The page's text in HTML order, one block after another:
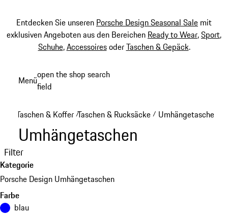
Entdecken Sie unseren Porsche Design Seasonal Sale mit
exklusiven Angeboten aus den Bereichen Ready to Wear,Sport,
Schuhe,AccessoiresoderTaschen & Gepäck.
Hauptinhalt
Menüopen the shop search
field
Taschen & Koffer /Taschen & Rucksäcke / Umhängetaschen
Umhängetaschen
Filter
Kategorie
Porsche Design Umhängetaschen
Farbe
blau